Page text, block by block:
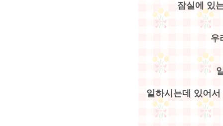
잠실에 있
우
일하시는데 있어